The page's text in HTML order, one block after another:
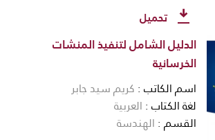
تحميل
الدليل الشامل لتنفيذ المنشات
الخرسانية
اسم الكاتب كريم سيد جابر
لغة الكتاب العربية
القسم الهندسة